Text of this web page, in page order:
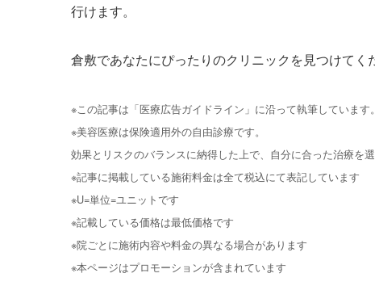
行けます。
倉敷であなたにぴったりのクリニックを見つけてく
※この記事は「医療広告ガイドライン」に沿って執筆しています。
※美容医療は保険適用外の自由診療です。
効果とリスクのバランスに納得した上で、自分に合った治療を選
※記事に掲載している施術料金は全て税込にて表記しています
※U=単位=ユニットです
※記載している価格は最低価格です
※院ごとに施術内容や料金の異なる場合があります
※本ページはプロモーションが含まれています